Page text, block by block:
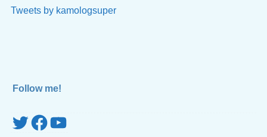
Tweets by kamologsuper
Follow me!
TwitterFacebook
YouTube